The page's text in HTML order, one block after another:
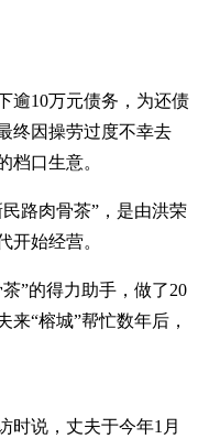
逾10万元债务，为还债
终因操劳过度不幸去
档口生意。
路肉骨茶”，是由洪荣
开始经营。
”的得力助手，做了20
“榕城”帮忙数年后，
时说，丈夫于今年1月